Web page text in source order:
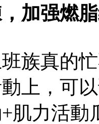
加强燃
族真的
上，可
肌力活動